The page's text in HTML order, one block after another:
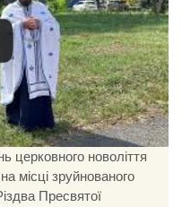
церковного новоліття
місці зруйнованого
Пресвятої